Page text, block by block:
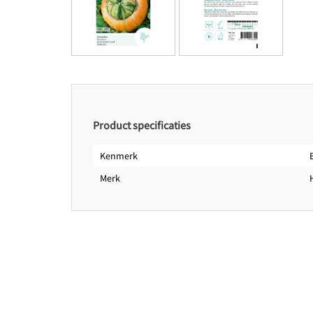
Product specificaties
Kenmerk
Merk